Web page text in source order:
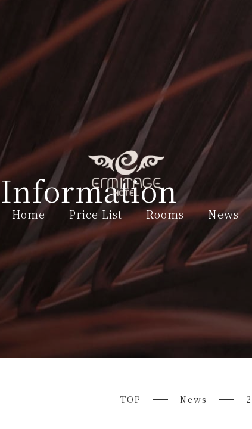
Information
Home Price List Rooms News
TOP News